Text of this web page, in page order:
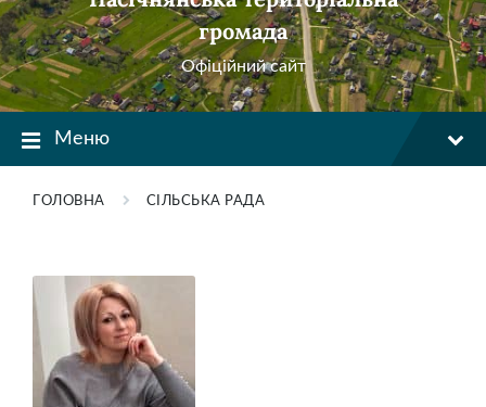
громада
Офіційний сайт
Меню
ГОЛОВНА СІЛЬСЬКА РАДА